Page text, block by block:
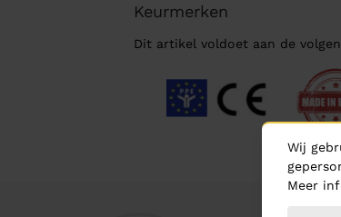
Keurmerken
Dit artikel voldoet aan de
Wij
Meer